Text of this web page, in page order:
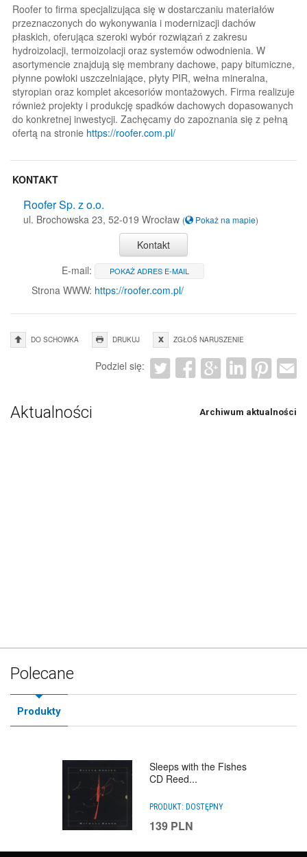
Roofer to firma specjalizująca się w dostarczaniu materiałów
przeznaczonych do wykonywania i modernizacji dachów
płaskich, oferująca szeroki wybór rozwiązań z zakresu
hydroizolacji, termoizolacji oraz systemów odwodnienia. W
asortymencie znajdują się membrany dachowe, papy bitumiczne,
płynne powłoki uszczelniające, płyty PIR, wełna mineralna,
styropian oraz komplet akcesoriów montażowych. Firma realizuje
również projekty i produkcję spadków dachowych dopasowanych
do konkretnej inwestycji. Zachęcamy do zapoznania się z pełną
ofertą na stronie https://roofer.com.pl/
KONTAKT
Roofer Sp. z o.o.
ul. Brochowska 23, 52-019 Wrocław ( Pokaż na mapie)
Kontakt
E-mail:
POKAŻ ADRES E-MAIL
Strona WWW: https://roofer.com.pl/
DO SCHOWKA DRUKUJ ZGŁOŚ NARUSZENIE
Podziel się:
Aktualności Archiwum aktualności
Polecane
Produkty
Sleeps with the Fishes
CD Reed...
PRODUKT: DOSTĘPNY
139 PLN